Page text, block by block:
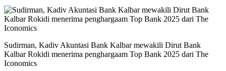
Sudirman, Kadiv Akuntasi Bank Kalbar mewakili Dirut Bank
Kalbar Rokidi menerima penghargaam Top Bank 2025 dari The
Iconomics